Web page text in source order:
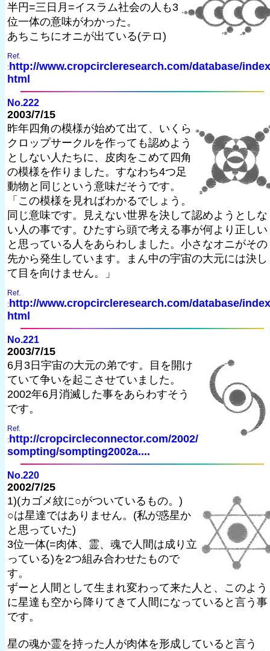
半円=三日月=イスラム社会の人も3
位一体の意味がわかった。
あちこちにオニが出ている(テロ)
Ref.
: http://www.cropcircleresearch.com/database/
html
No.222
2003/7/15
昨年四角の模様が始めて出て、いくら
クロップサークルを作っても認めよう
としない人たちに、皮肉をこめて四角
の模様を作りました。すなわち4つ足
動物と同じという意味だそうです。
「この模様を見ればわかるでしょう。
同じ意味です。見えない世界を決して認めようとしな
い人の事です。ひたすら頭で考える事が何より正しい
と思っている人をあらわしました。小さなオニがその
先から発生しています。まん中の宇宙の大元には決し
て目を向けません。」
Ref.
: http://www.cropcircleresearch.com/database/
html
No.221
2003/7/15
6月3日宇宙の大元の弟です。目を開け
ていて争いを起こさせていました。
2002年6月消滅した事をあらわすそう
です。
Ref.
: http://cropcircleconnector.com/2002/
sompting/sompting2002a....
No.220
2002/7/25
1)(カゴメ紋に○がついているもの。)
○は星達ではありません。(私が惑星か
と思っていた)
3位一体(=肉体、霊、魂で人間は成り立
っている)を2つ組み合わせたもので
す。
ずーと人間として生まれ変わって来た人と、このよう
に星達も空から降りてきて人間になっていると言う事
です。
星の魂か霊を持った人が肉体を形成していると言う